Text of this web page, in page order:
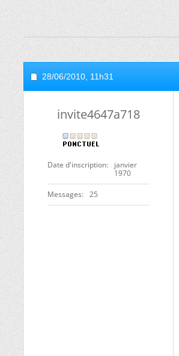
28/06/2010, 11h31
invite4647a718
Date d'inscription
janvier
1970
Messages 25